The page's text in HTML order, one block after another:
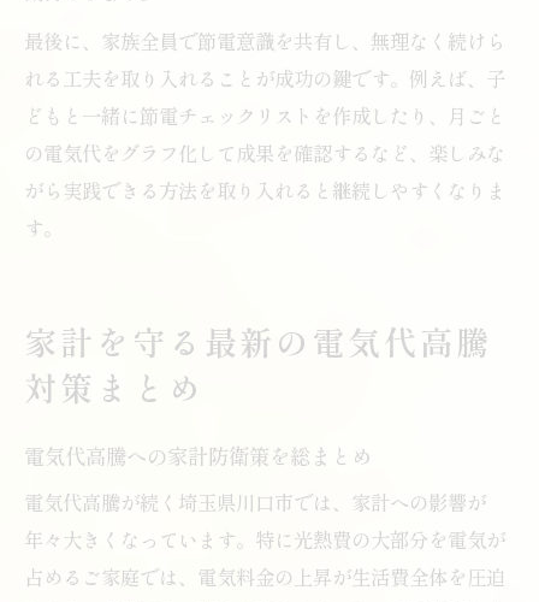
最後に、家族全員で節電意識を共有し、無理なく続けら
れる工夫を取り入れることが成功の鍵です。例えば、子
どもと一緒に節電チェックリストを作成したり、月ごと
の電気代をグラフ化して成果を確認するなど、楽しみな
がら実践できる方法を取り入れると継続しやすくなりま
す。
家計を守る最新の電気代高騰
対策まとめ
電気代高騰への家計防衛策を総まとめ
電気代高騰が続く埼玉県川口市では、家計への影響が
年々大きくなっています。特に光熱費の大部分を電気が
占めるご家庭では、電気料金の上昇が生活費全体を圧迫